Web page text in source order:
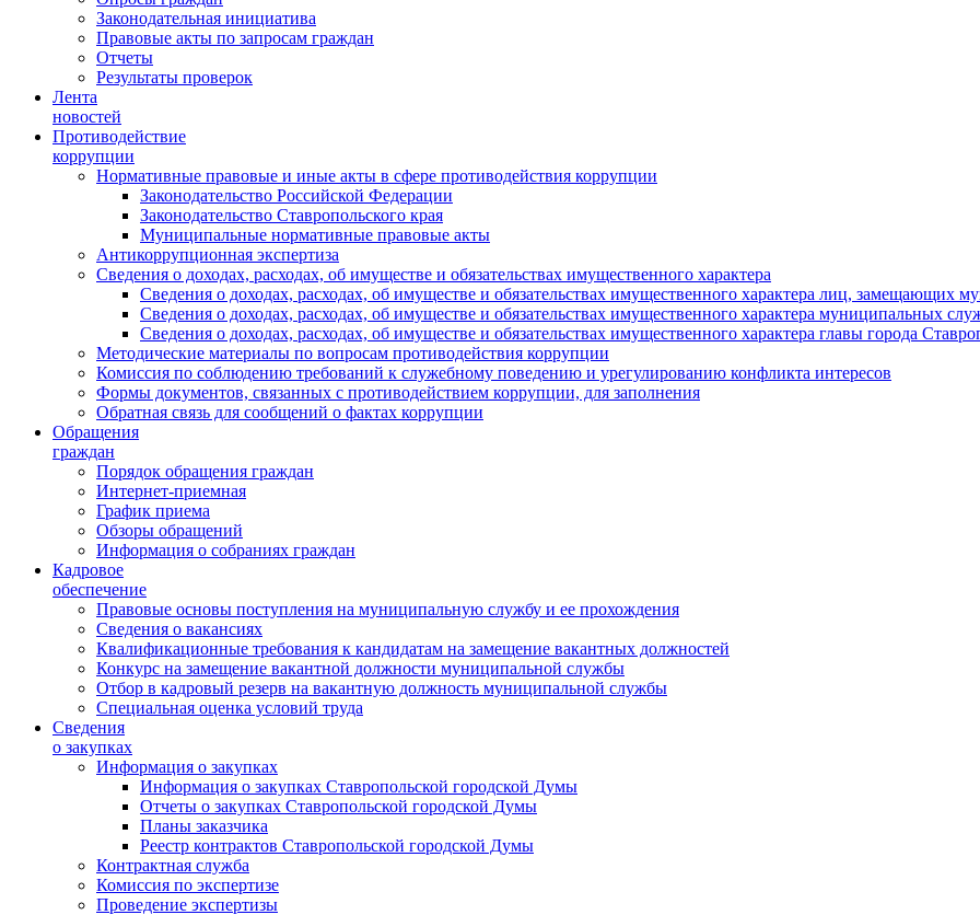
Законодательная инициатива
Правовые акты по запросам граждан
Отчеты
Результаты проверок
Лента
новостей
Противодействие
коррупции
Нормативные правовые и иные акты в сфере противодействия коррупции
Законодательство Российской Федерации
Законодательство Ставропольского края
Муниципальные нормативные правовые акты
Антикоррупционная экспертиза
Сведения о доходах, расходах, об имуществе и обязательствах имущественного характера
Сведения о доходах, расходах, об имуществе и обязательствах имущественного характера лиц,
Сведения о доходах, расходах, об имуществе и обязательствах имущественного характера муниципальных
Сведения о доходах, расходах, об имуществе и обязательствах имущественного характера главы города
Методические материалы по вопросам противодействия коррупции
Комиссия по соблюдению требований к служебному поведению и урегулированию конфликта интересов
Формы документов, связанных с противодействием коррупции, для заполнения
Обратная связь для сообщений о фактах коррупции
Обращения
граждан
Порядок обращения граждан
Интернет-приемная
График приема
Обзоры обращений
Информация о собраниях граждан
Кадровое
обеспечение
Правовые основы поступления на муниципальную службу и ее прохождения
Сведения о вакансиях
Квалификационные требования к кандидатам на замещение вакантных должностей
Конкурс на замещение вакантной должности муниципальной службы
Отбор в кадровый резерв на вакантную должность муниципальной службы
Специальная оценка условий труда
Сведения
о закупках
Информация о закупках
Информация о закупках Ставропольской городской Думы
Отчеты о закупках Ставропольской городской Думы
Планы заказчика
Реестр контрактов Ставропольской городской Думы
Контрактная служба
Комиссия по экспертизе
Проведение экспертизы